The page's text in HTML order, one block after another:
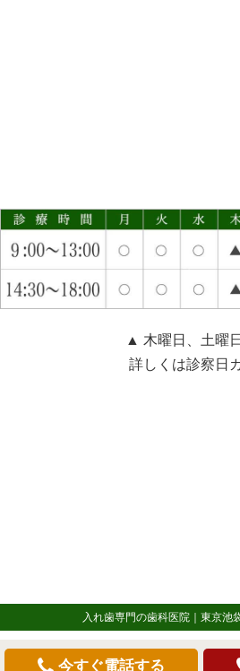
▲ 木曜日、土曜
詳しくは診察日
入れ歯専門の歯科医院｜東京池
今すぐ電話する